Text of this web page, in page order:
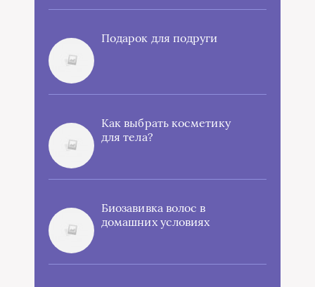
Подарок для подруги
Как выбрать косметику
для тела?
Биозавивка волос в
домашних условиях